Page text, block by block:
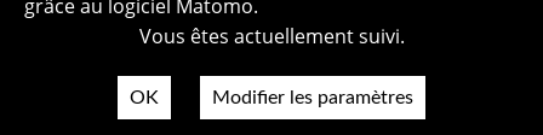
grâce au logiciel Matomo.
Vous êtes actuellement suivi.
OK Modifier les paramètres